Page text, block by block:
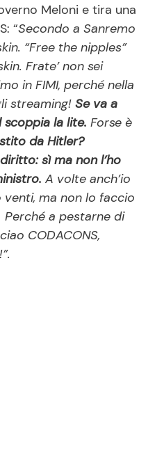
Meloni e tira una
“Secondo a Sanremo
“Free the nipples”
Frate’ non sei
in FIMI, perché nella
streaming! Se va a
scoppia la lite. Forse è
da Hitler?
sì ma non l’ho
A volte anch’io
ma non lo faccio
a pestarne di
CODACONS,